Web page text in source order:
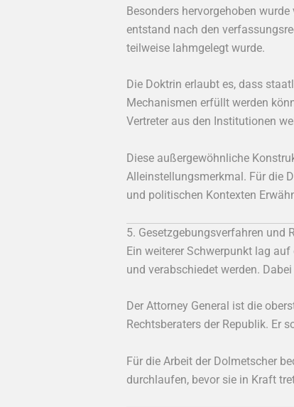
Besonders hervorgehoben
entstand nach den
teilweise lahmgelegt wurde.
Die Doktrin erlaubt es, dass
Mechanismen erfüllt werden
Vertreter aus den Institutionen
Diese außergewöhnliche
Alleinstellungsmerkmal. Für die
und politischen Kontexten
5. Gesetzgebungsverfahren und
Ein weiterer Schwerpunkt lag auf
und verabschiedet werden.
Der Attorney General ist die
Rechtsberaters der Republik. Er
Für die Arbeit der Dolmetscher
durchlaufen, bevor sie in Kraft